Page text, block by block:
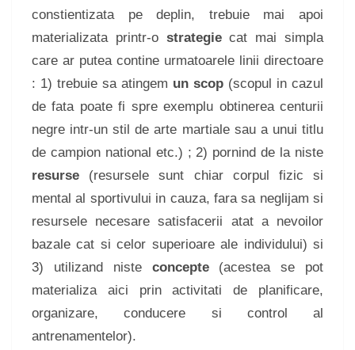
constientizata pe deplin, trebuie mai apoi
materializata printr-o strategiecat mai simpla
care ar putea contine urmatoarele linii directoare
: 1) trebuie sa atingem un scop (scopul in cazul
de fata poate fi spre exemplu obtinerea centurii
negre intr-un stil de arte martiale sau a unui titlu
de campion national etc.) ; 2) pornind de la niste
resurse (resursele sunt chiar corpul fizic si
mental al sportivului in cauza, fara sa neglijam si
resursele necesare satisfacerii atat a nevoilor
bazale cat si celor superioare ale individului) si
3) utilizand niste concepte(acestea se pot
materializa aici prin activitati de planificare,
organizare, conducere si control al
antrenamentelor).